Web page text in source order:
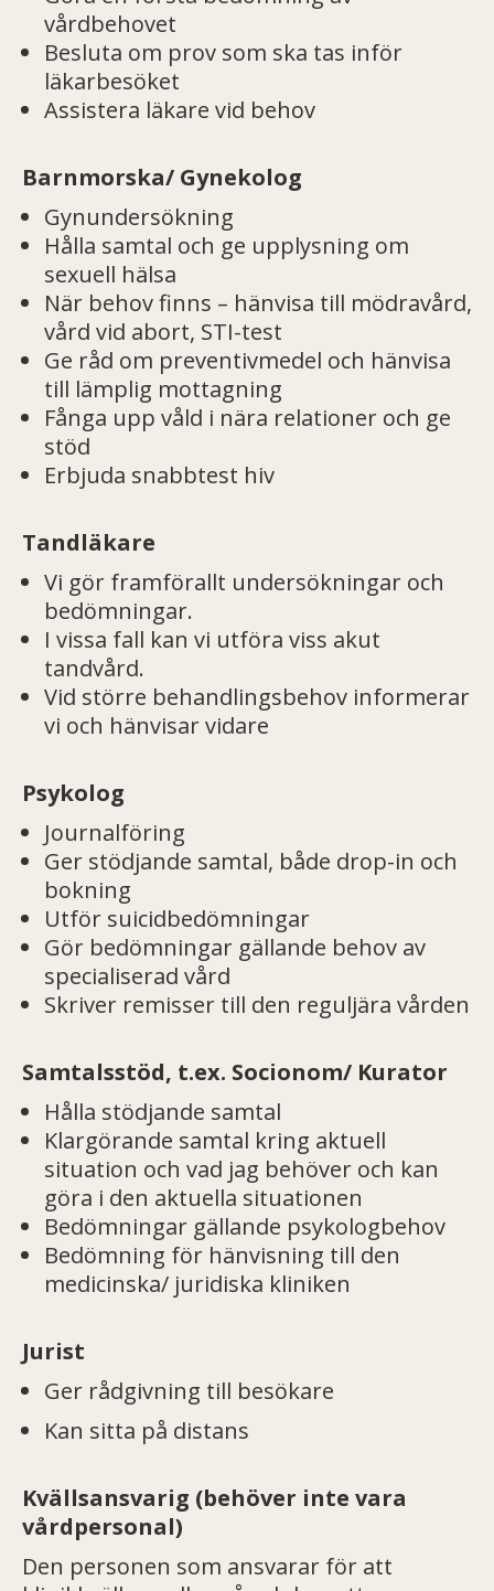
vårdbehovet
Besluta om prov som ska tas inför
läkarbesöket
Assistera läkare vid behov
Barnmorska/ Gynekolog
Gynundersökning
Hålla samtal och ge upplysning om
sexuell hälsa
När behov finns – hänvisa till mödravård,
vård vid abort, STI-test
Ge råd om preventivmedel och hänvisa
till lämplig mottagning
Fånga upp våld i nära relationer och ge
stöd
Erbjuda snabbtest hiv
Tandläkare
Vi gör framförallt undersökningar och
bedömningar.
I vissa fall kan vi utföra viss akut
tandvård.
Vid större behandlingsbehov informerar
vi och hänvisar vidare
Psykolog
Journalföring
Ger stödjande samtal, både drop-in och
bokning
Utför suicidbedömningar
Gör bedömningar gällande behov av
specialiserad vård
Skriver remisser till den reguljära vården
Samtalsstöd, t.ex. Socionom/ Kurator
Hålla stödjande samtal
Klargörande samtal kring aktuell
situation och vad jag behöver och kan
göra i den aktuella situationen
Bedömningar gällande psykologbehov
Bedömning för hänvisning till den
medicinska/ juridiska kliniken
Jurist
Ger rådgivning till besökare
Kan sitta på distans
Kvällsansvarig (behöver inte vara
vårdpersonal)
Den personen som ansvarar för att